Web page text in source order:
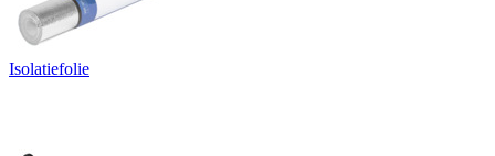
Isolatiefolie